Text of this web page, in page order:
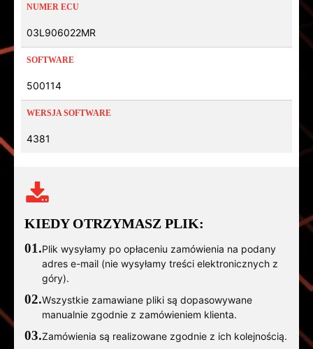
NUMER ECU
03L906022MR
SOFTWARE
500114
WERSJA SOFTWARE
4381
KIEDY OTRZYMASZ PLIK:
01.Plik wysyłamy po opłaceniu zamówienia na podany
adres e-mail (nie wysyłamy treści elektronicznych z
góry).
02.Wszystkie zamawiane pliki są dopasowywane
manualnie zgodnie z zamówieniem klienta.
03.Zamówienia są realizowane zgodnie z ich kolejnością.